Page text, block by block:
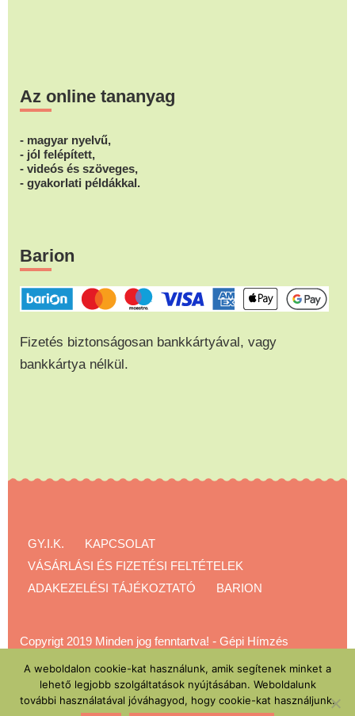
Az online tananyag
- magyar nyelvű,
- jól felépített,
- videós és szöveges,
- gyakorlati példákkal.
Barion
Fizetés biztonságosan bankkártyával, vagy
bankkártya nélkül.
GY.I.K.
KAPCSOLAT
VÁSÁRLÁSI ÉS FIZETÉSI FELTÉTELEK
ADAKEZELÉSI TÁJÉKOZTATÓ
BARION
Copyrigt 2019 Minden jog fenntartva! - Gépi Hímzés
A weboldalon cookie-kat használunk, amik segítenek minket a
lehető legjobb szolgáltatások nyújtásában. Weboldalunk
további használatával jóváhagyod, hogy cookie-kat használjunk.